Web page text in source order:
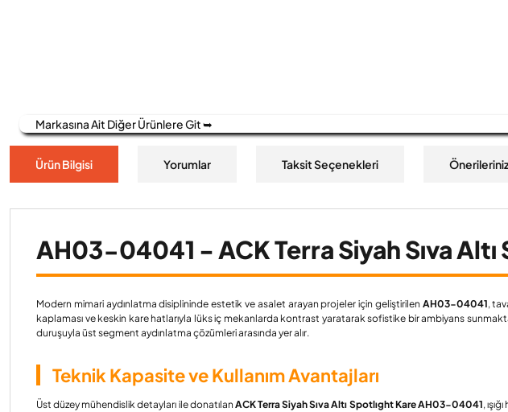
Markasına Ait Diğer Ürünlere Git ➥
Ürün Bilgisi Yorumlar Taksit Seçenekleri
AH03-04041 - ACK Terra Siyah Sıva
Modern mimari aydınlatma disiplininde estetik ve asalet arayan projeler için geliştirilen AH03-04041,
kaplaması ve keskin kare hatlarıyla lüks iç mekanlarda kontrast yaratarak sofistike bir ambiyans
duruşuyla üst segment aydınlatma çözümleri arasında yer alır.
Teknik Kapasite ve Kullanım Avantajları
Üst düzey mühendislik detayları ile donatılan ACK Terra Siyah Sıva Altı Spotlıght Kare AH03-04041,